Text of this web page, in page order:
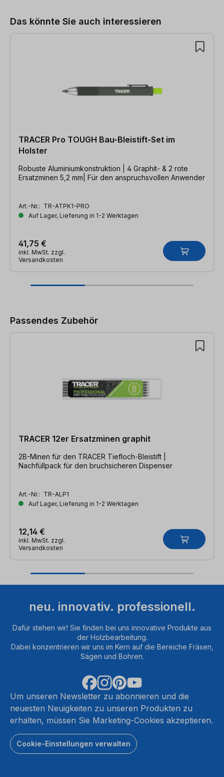
Das könnte Sie auch interessieren
TRACER Pro TOUGH Bau-Bleistift-Set im
Holster
Robuste Aluminiumkonstruktion | 4 Graphit- & 2 rote
Ersatzminen 5,2 mm| Für den anspruchsvollen Anwender
Art.-Nr.: TR-ATPK1-PRO
Auf Lager, Lieferung in 1-2 Werktagen
41,75 €
inkl. MwSt. zzgl.
Versandkosten
Passendes Zubehör
TRACER 12er Ersatzminen graphit
2B-Minen für den TRACER Tiefloch-Bleistift |
Nachfüllpack für den bruchsicheren Dispenser
Art.-Nr.: TR-ALP1
Auf Lager, Lieferung in 1-2 Werktagen
12,14 €
inkl. MwSt. zzgl.
Versandkosten
neu. innovativ. professionell.
Dafür stehen wir! Sie finden bei uns innovative Produkte aus
der Holzbearbeitung.
Dabei konzentrieren wir uns im Kern auf die Bereiche Fräsen,
Sägen und Bohren.
Um unseren Newsletter zu abonnieren und die
neuesten Neuigkeiten zu unseren Produkten zu
erhalten, müssen Sie Marketing-Cookies akzeptieren.
Cookie-Einstellungen verwalten